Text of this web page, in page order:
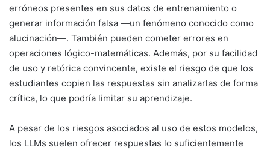
erróneos presentes en sus datos de entrenamiento o
generar información falsa —un fenómeno conocido como
alucinación—. También pueden cometer errores en
operaciones lógico-matemáticas. Además, por su facilidad
de uso y retórica convincente, existe el riesgo de que los
estudiantes copien las respuestas sin analizarlas de forma
crítica, lo que podría limitar su aprendizaje.
A pesar de los riesgos asociados al uso de estos modelos,
los LLMs suelen ofrecer respuestas lo suficientemente